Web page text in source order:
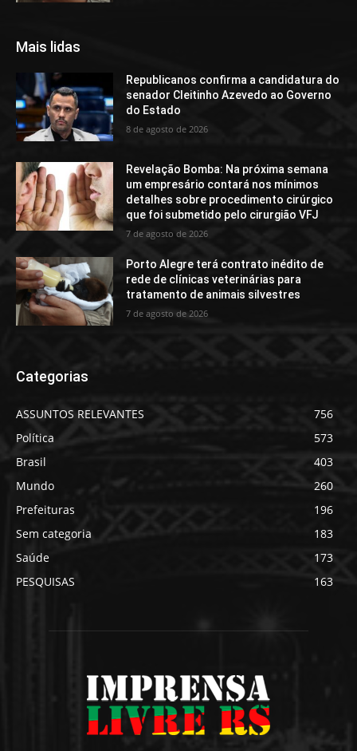
Mais lidas
Republicanos confirma a candidatura do
senador Cleitinho Azevedo ao Governo
do Estado
8 de agosto de 2026
Revelação Bomba: Na próxima semana
um empresário contará nos mínimos
detalhes sobre procedimento cirúrgico
que foi submetido pelo cirurgião VFJ
7 de agosto de 2026
Porto Alegre terá contrato inédito de
rede de clínicas veterinárias para
tratamento de animais silvestres
7 de agosto de 2026
Categorias
ASSUNTOS RELEVANTES
756
Política
573
Brasil
403
Mundo
260
Prefeituras
196
Sem categoria
183
Saúde
173
PESQUISAS
163